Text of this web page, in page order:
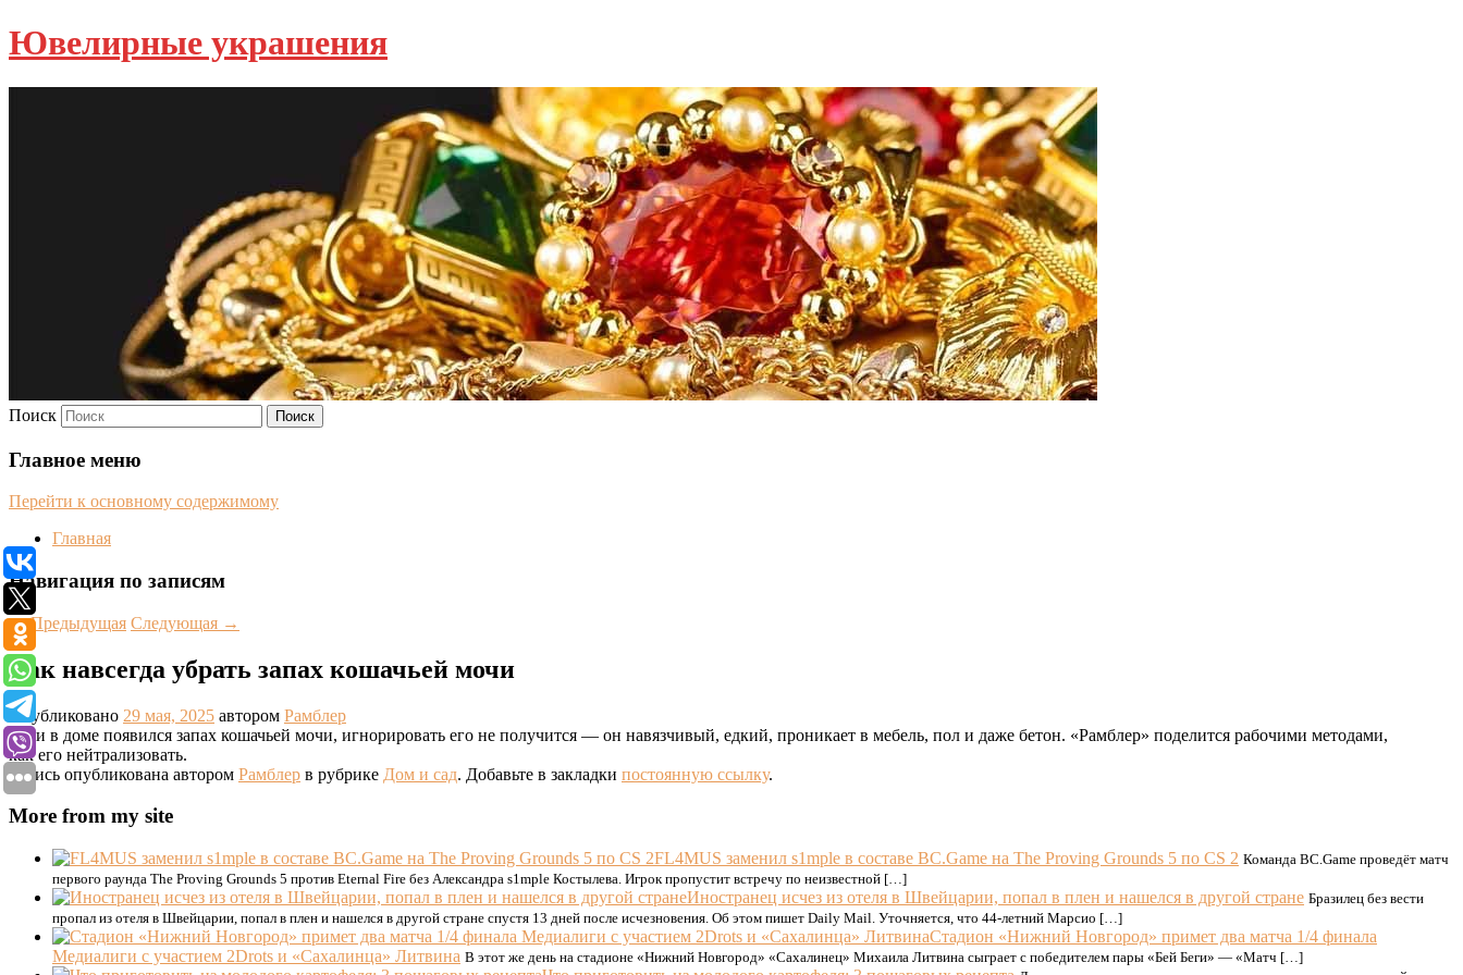
Ювелирные украшения
Поиск
Главное меню
Перейти к основному содержимому
Главная
Навигация по записям
←Предыдущая Следующая →
Как навсегда убрать запах кошачьей мочи
Опубликовано 29 мая, 2025 автором Рамблер
Если в доме появился запах кошачьей мочи, игнорировать его не получится — он навязчивый, едкий, проникает в мебель, пол и даже бетон. «‎Рамблер» поделится рабочими методами,
как его нейтрализовать.
Запись опубликована автором Рамблер в рубрике Дом и сад. Добавьте в закладки постоянную ссылку.
More from my site
FL4MUS заменил s1mple в составе BC.Game на The Proving Grounds 5 по CS 2 Команда BC.Game проведёт матч
первого раунда The Proving Grounds 5 против Eternal Fire без Александра s1mple Костылева. Игрок пропустит встречу по неизвестной […]
Иностранец исчез из отеля в Швейцарии, попал в плен и нашелся в другой стране Бразилец без вести
пропал из отеля в Швейцарии, попал в плен и нашелся в другой стране спустя 13 дней после исчезновения. Об этом пишет Daily Mail. Уточняется, что 44-летний Марсио […]
Стадион «Нижний Новгород» примет два матча 1/4 финала
Медиалиги с участием 2Drots и «Сахалинца» Литвина В этот же день на стадионе «Нижний Новгород» «Сахалинец» Михаила Литвина сыграет с победителем пары «Бей Беги» — «Матч […]